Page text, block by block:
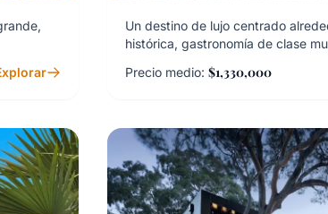
Un destino de lujo centrado
histórica, gastronomía de clase
Precio medio: $1,330,000